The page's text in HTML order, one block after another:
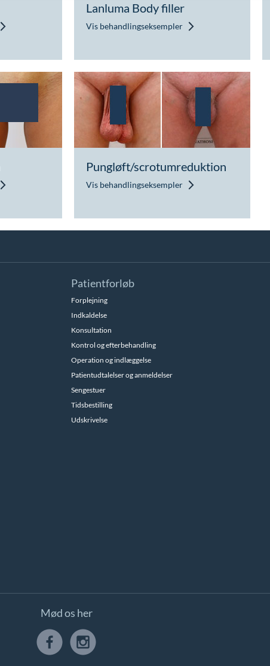
Lanluma Body filler
Vis behandlingseksempler
Pungløft/scrotumreduktion
Vis behandlingseksempler
Patientforløb
Forplejning
Indkaldelse
Konsultation
Kontrol og efterbehandling
Operation og indlæggelse
Patientudtalelser og anmeldelser
Sengestuer
Tidsbestilling
Udskrivelse
Mød os her